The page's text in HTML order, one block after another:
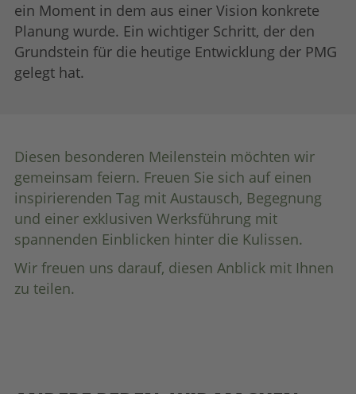
ein Moment in dem aus einer Vision konkrete
Planung wurde. Ein wichtiger Schritt, der den
Grundstein für die heutige Entwicklung der PMG
gelegt hat.
Diesen besonderen Meilenstein möchten wir
gemeinsam feiern. Freuen Sie sich auf einen
inspirierenden Tag mit Austausch, Begegnung
und einer exklusiven Werksführung mit
spannenden Einblicken hinter die Kulissen.
Wir freuen uns darauf, diesen Anblick mit Ihnen
zu teilen.